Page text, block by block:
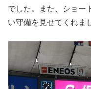
でした。また、ショー
い守備を見せてくれま